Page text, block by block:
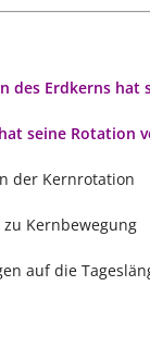
des Erdkerns hat
seine Rotation
der Kernrotation
zu Kernbewegung
auf die